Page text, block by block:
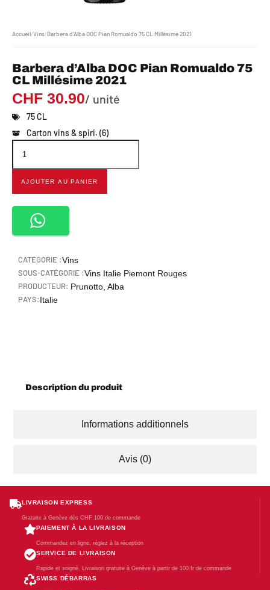
Accueil/Vins/Barbera d’Alba DOC Pian Romualdo 75 CL Millésime 2021
Barbera d’Alba DOC Pian Romualdo 75
CL Millésime 2021
CHF 30.90/ unité
75 CL
Carton vins & spiri. (6)
AJOUTER AU PANIER
CATÉGORIE :Vins
SOUS-CATÉGORIE :Vins Italie Piemont Rouges
PRODUCTEUR: Prunotto, Alba
PAYS:Italie
Informations additionnels
Avis (0)
Description du produit
LIVRAISON EXPRESS
Gratuite à Genève dès CHF 100 de commande
PAIEMENT À LA LIVRAISON
Commandez en ligne, réglez à la réception
SERVICE DE LIVRAISON
Rapide et soigné. Livraison gratuite à Genève à partir de 100 fr de commande
SWISS DÉBARRAS